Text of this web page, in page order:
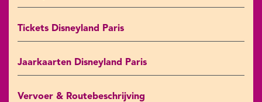
Tickets Disneyland Paris
Jaarkaarten Disneyland Paris
Vervoer & Routebeschrijving